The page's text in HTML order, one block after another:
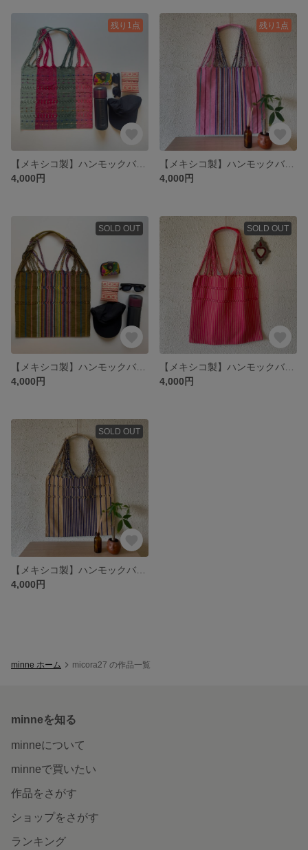
残り1点
4,000円
残り1点
4,000円
SOLD OUT
4,000円
SOLD OUT
4,000円
SOLD OUT
4,000円
minne ホーム micora27 の作品一覧
minneを知る
minneについて
minneで買いたい
作品をさがす
ショップをさがす
ランキング